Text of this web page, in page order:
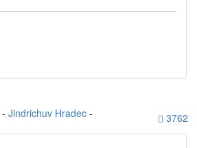
- Jindrichuv Hradec -
3762